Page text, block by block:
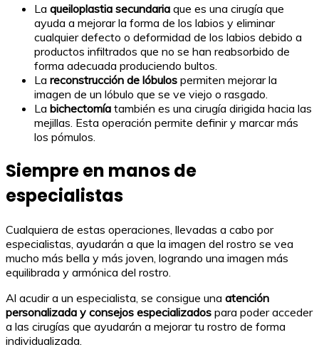
La queiloplastia secundaria que es una cirugía que
ayuda a mejorar la forma de los labios y eliminar
cualquier defecto o deformidad de los labios debido a
productos infiltrados que no se han reabsorbido de
forma adecuada produciendo bultos.
La reconstrucción de lóbulos permiten mejorar la
imagen de un lóbulo que se ve viejo o rasgado.
La bichectomía también es una cirugía dirigida hacia las
mejillas. Esta operación permite definir y marcar más
los pómulos.
Siempre en manos de
especialistas
Cualquiera de estas operaciones, llevadas a cabo por
especialistas, ayudarán a que la imagen del rostro se vea
mucho más bella y más joven, logrando una imagen más
equilibrada y armónica del rostro.
Al acudir a un especialista, se consigue una atención
personalizada y consejos especializados para poder acceder
a las cirugías que ayudarán a mejorar tu rostro de forma
individualizada.